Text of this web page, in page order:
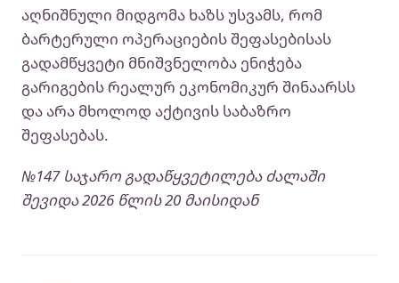
აღნიშნული მიდგომა ხაზს უსვამს, რომ
ბარტერული ოპერაციების შეფასებისას
გადამწყვეტი მნიშვნელობა ენიჭება
გარიგების რეალურ ეკონომიკურ შინაარსს
და არა მხოლოდ აქტივის საბაზრო
შეფასებას.
№147 საჯარო გადაწყვეტილება ძალაში
შევიდა 2026 წლის 20 მაისიდან